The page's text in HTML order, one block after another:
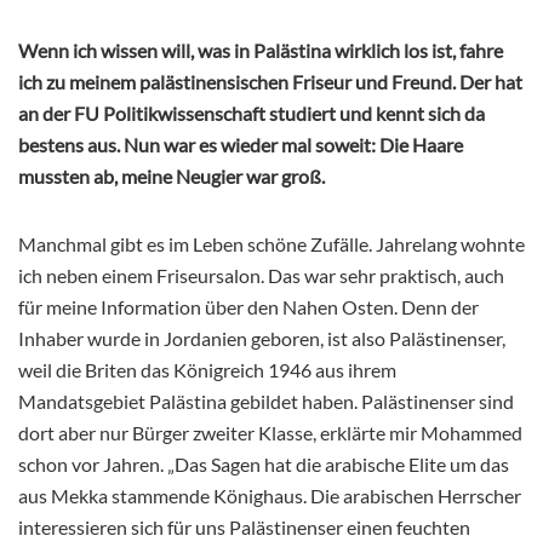
Wenn ich wissen will, was in Palästina wirklich los ist, fahre
ich zu meinem palästinensischen Friseur und Freund. Der hat
an der FU Politikwissenschaft studiert und kennt sich da
bestens aus. Nun war es wieder mal soweit: Die Haare
mussten ab, meine Neugier war groß.
Manchmal gibt es im Leben schöne Zufälle. Jahrelang wohnte
ich neben einem Friseursalon. Das war sehr praktisch, auch
für meine Information über den Nahen Osten. Denn der
Inhaber wurde in Jordanien geboren, ist also Palästinenser,
weil die Briten das Königreich 1946 aus ihrem
Mandatsgebiet Palästina gebildet haben. Palästinenser sind
dort aber nur Bürger zweiter Klasse, erklärte mir Mohammed
schon vor Jahren. „Das Sagen hat die arabische Elite um das
aus Mekka stammende Könighaus. Die arabischen Herrscher
interessieren sich für uns Palästinenser einen feuchten